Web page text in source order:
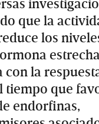
que la
los
la
que
endorfinas,